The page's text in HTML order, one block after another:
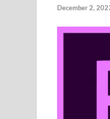
December 2,